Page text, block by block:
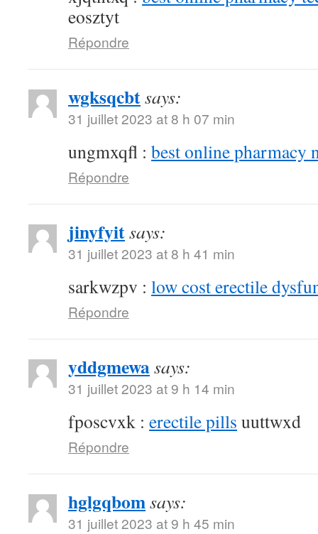
eosztyt
Répondre
wgksqcbtsays:
31 juillet 2023 at 8 h 07 min
ungmxqfl : best online pharmacy
Répondre
jinyfyitsays:
31 juillet 2023 at 8 h 41 min
sarkwzpv : low cost erectile
Répondre
yddgmewasays:
31 juillet 2023 at 9 h 14 min
fposcvxk : erectile pills uuttwxd
Répondre
hglgqbomsays:
31 juillet 2023 at 9 h 45 min